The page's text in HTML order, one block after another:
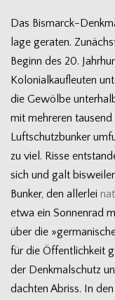
Das Bismarck-
lage gera­ten.
Beginn des 20.
Kolo­ni­al­kauf­leu­ten
die Gewölbe
mit meh­re­ren
Luft­schutz­bun­ker
zu viel. Risse
sich und galt
Bun­ker, den aller­lei
etwa ein Son­nen­rad
über die
für die Öffent­lich­keit
der Denk­mal­schutz
dach­ten Abriss. In